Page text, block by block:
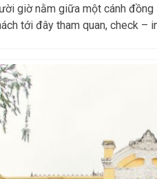
giờ nằm giữa một cánh
tới đây tham quan, check –